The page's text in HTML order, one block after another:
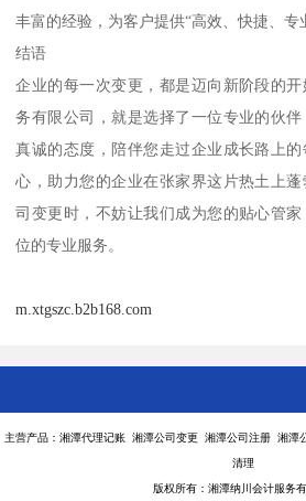
丰富的经验，为客户提供“高效、快捷、专
结语
企业的每一次变更，都是迈向新阶段的
务有限公司，就是选择了一位专业的伙伴
真诚的态度，陪伴您走过企业成长路上
心，助力您的企业在张家界这片热土上
司变更时，不妨让我们成为您的贴心管
位的专业服务。
m.xtgszc.b2b168.com
主营产品：湘潭代理记账 湘潭公司变更 湘潭公司注册 湘潭
清理
版权所有：湘潭纳川会计服务